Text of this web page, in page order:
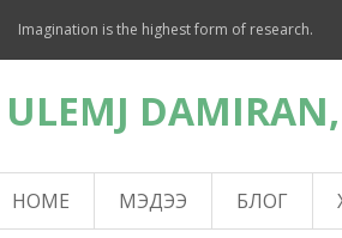
Imagination is the highest form of research.
ULEMJ
HOME МЭДЭЭ БЛОГ